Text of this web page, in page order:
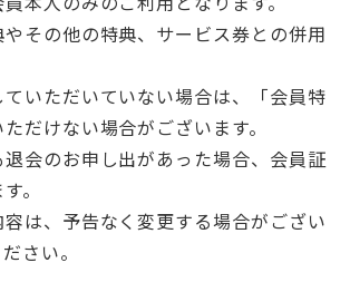
その他の特典、サービス券との併用
いただいていない場合は、「会員特
だけない場合がございます。
会のお申し出があった場合、会員証
。
は、予告なく変更する場合がござい
さい。